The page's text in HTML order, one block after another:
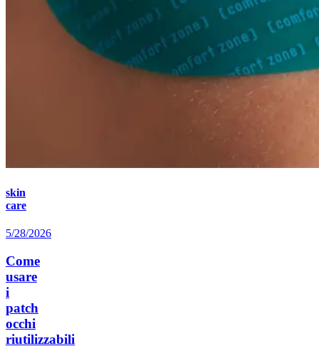
skin
care
5/28/2026
Come
usare
i
patch
occhi
riutilizzabili